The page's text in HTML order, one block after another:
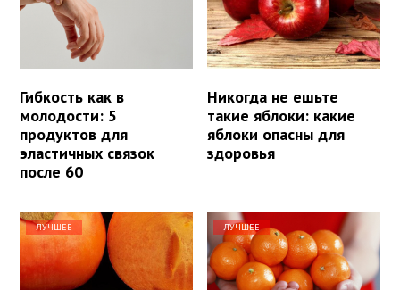
Гибкость как в
молодости: 5
продуктов для
эластичных связок
после 60
Никогда не ешьте
такие яблоки: какие
яблоки опасны для
здоровья
ЛУЧШЕЕ ЛУЧШЕЕ